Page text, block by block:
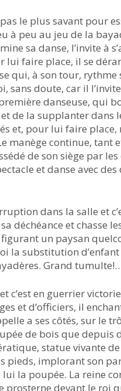
le plus savant pour
à peu au jeu de la
sa danse, l’invite à
lui faire place, il se
qui, à son tour, rythme
sans doute, car il
danseuse, qui
et de la supplanter
et, pour lui faire place,
manège continue, tant
de son siège par
et danse avec
dans la salle et
déchéance et chasse
un paysan
la substitution
Grand
c’est en guerrier
et d’officiers, il
a ses côtés, sur le
de bois que depuis
statue vivante
pieds, implorant son
la poupée. La reine
prosterne devant le roi